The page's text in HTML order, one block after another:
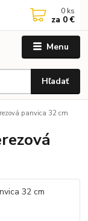
Menu
Hľadať
0 ks
za 0 €
panvica 32 cm